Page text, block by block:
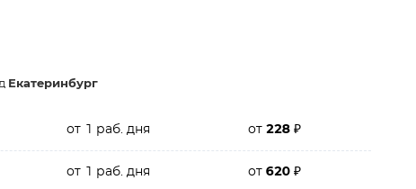
Екатеринбург
от 1 раб. дня от228₽
от 1 раб. дня от620₽